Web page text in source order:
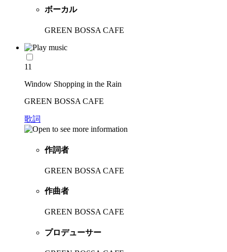
ボーカル
GREEN BOSSA CAFE
11
Window Shopping in the Rain
GREEN BOSSA CAFE
歌詞
作詞者
GREEN BOSSA CAFE
作曲者
GREEN BOSSA CAFE
プロデューサー